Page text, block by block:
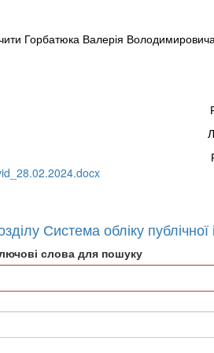
Горбатюка Валерія Володимировича
Р.М.
Л.М.
Система обліку публічної
слова для пошуку